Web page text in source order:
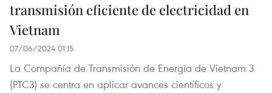
transmisión eficiente de electricidad en
Vietnam
07/06/2024 01:15
La Compañía de Transmisión de Energía de Vietnam 3
(PTC3) se centra en aplicar avances científicos y